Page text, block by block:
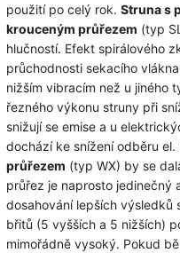
použití po celý rok. Struna s
krouceným průřezem (typ
hlučností. Efekt spirálového
průchodnosti sekacího
nižším vibracím než u jiného
řezného výkonu struny při
snižují se emise a u
dochází ke snížení odběru el.
průřezem (typ WX) by se
průřez je naprosto jedinečný
dosahování lepších výsledků
břitů (5 vyšších a 5 nižších)
mimořádně vysoký. Pokud